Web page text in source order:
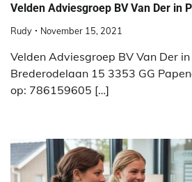
Velden Adviesgroep BV Van Der in
Rudy November 15, 2021
Velden Adviesgroep BV Van Der
Brederodelaan 15 3353 GG
op: 786159605 […]